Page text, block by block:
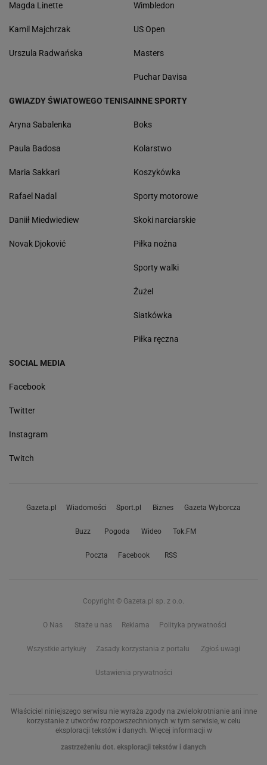
Magda Linette
Kamil Majchrzak
Urszula Radwańska
Wimbledon
US Open
Masters
Puchar Davisa
GWIAZDY ŚWIATOWEGO TENISA
Aryna Sabalenka
Paula Badosa
Maria Sakkari
Rafael Nadal
Daniił Miedwiediew
Novak Djoković
INNE SPORTY
Boks
Kolarstwo
Koszykówka
Sporty motorowe
Skoki narciarskie
Piłka nożna
Sporty walki
Żużel
Siatkówka
Piłka ręczna
SOCIAL MEDIA
Facebook
Twitter
Instagram
Twitch
Gazeta.pl Wiadomości Sport.pl Biznes Gazeta Wyborcza
Buzz Pogoda Wideo Tok.FM
Poczta Facebook RSS
Copyright © Gazeta.pl sp. z o.o.
O Nas Staże u nas Reklama Polityka prywatności
Wszystkie artykuły Zasady korzystania z portalu Zgłoś uwagi
Ustawienia prywatności
Właściciel niniejszego serwisu nie wyraża zgody na zwielokrotnianie ani inne
korzystanie z utworów rozpowszechnionych w tym serwisie, w celu
eksploracji tekstów i danych. Więcej informacji w
zastrzeżeniu dot. eksploracji tekstów i danych